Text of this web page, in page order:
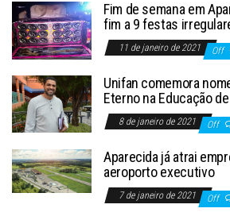
Fim de semana em
fim a 9 festas
11 de janeiro de 2021 Off
Unifan comemora
Eterno na Educação
8 de janeiro de 2021 Off
Aparecida já atrai
aeroporto executivo
7 de janeiro de 2021 Off